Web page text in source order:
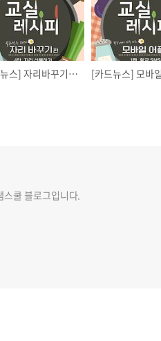
[카드뉴스] 자리바꾸기 4탄
스쿨 블로그입니다.